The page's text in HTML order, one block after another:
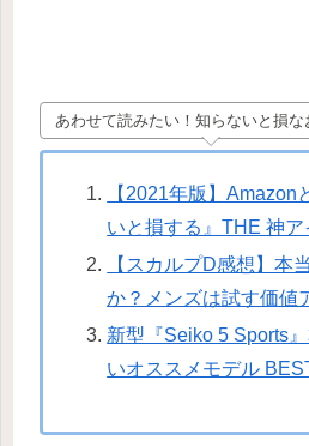
あわせて読みたい！知らないと損な
【2021年版】Amazon
いと損する』THE 神ア
【スカルプD感想】本
か？メンズは試す価値
新型『Seiko 5 Sports
いオススメモデル